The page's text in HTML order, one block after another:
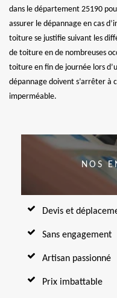
dans le département 25190
assurer le dépannage en cas
toiture se justifie suivant les
de toiture en de nombreuses
toiture en fin de journée lors
dépannage doivent s’arrêter à
imperméable.
NOS
Devis et
Sans engagement
Artisan passionné
Prix imbattable